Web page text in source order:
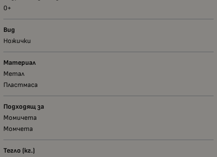
0+
Вид
Ножички
Материал
Метал
Пластмаса
Подходящ за
Момичета
Момчета
Тегло (кг.)